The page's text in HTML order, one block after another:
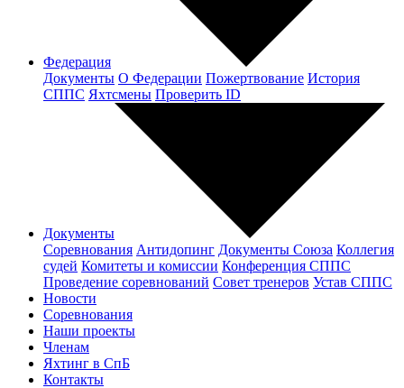
Федерация
Документы О Федерации Пожертвование История
СППС Яхтсмены Проверить ID
Документы
Соревнования Антидопинг Документы Cоюза Коллегия
судей Комитеты и комиссии Конференция СППС
Проведение соревнований Совет тренеров Устав СППС
Новости
Соревнования
Наши проекты
Членам
Яхтинг в СпБ
Контакты